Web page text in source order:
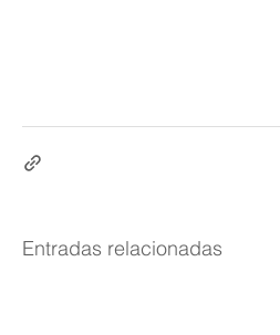
Entradas relacionadas